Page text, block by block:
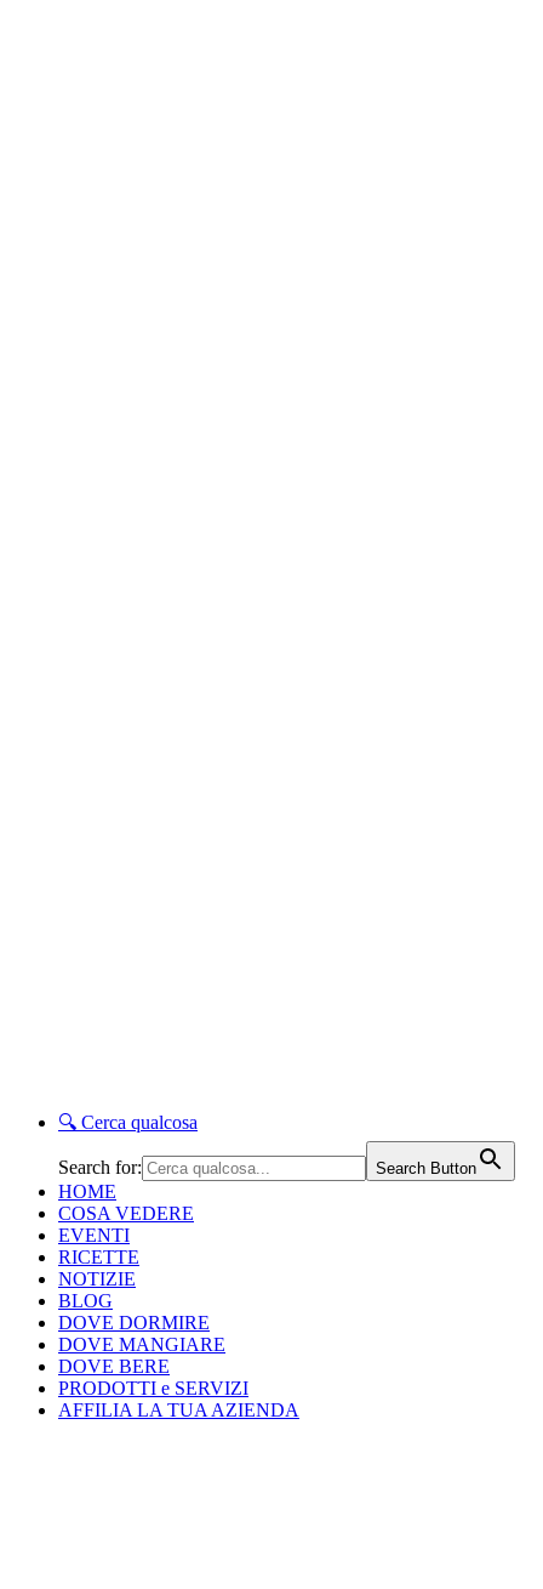
🔍 Cerca qualcosa
Search for: Search Button
HOME
COSA VEDERE
EVENTI
RICETTE
NOTIZIE
BLOG
DOVE DORMIRE
DOVE MANGIARE
DOVE BERE
PRODOTTI e SERVIZI
AFFILIA LA TUA AZIENDA